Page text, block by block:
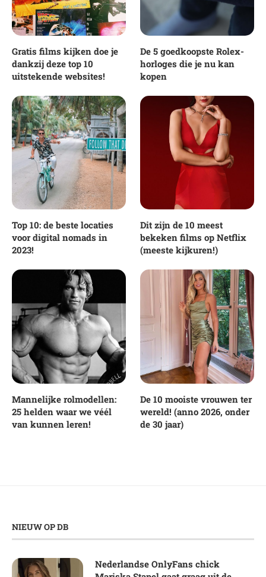
Gratis films kijken doe je
dankzij deze top 10
uitstekende websites!
De 5 goedkoopste Rolex-
horloges die je nu kan
kopen
Top 10: de beste locaties
voor digital nomads in
2023!
Dit zijn de 10 meest
bekeken films op Netflix
(meeste kijkuren!)
Mannelijke rolmodellen:
25 helden waar we véél
van kunnen leren!
De 10 mooiste vrouwen ter
wereld! (anno 2026, onder
de 30 jaar)
NIEUW OP DB
Nederlandse OnlyFans chick